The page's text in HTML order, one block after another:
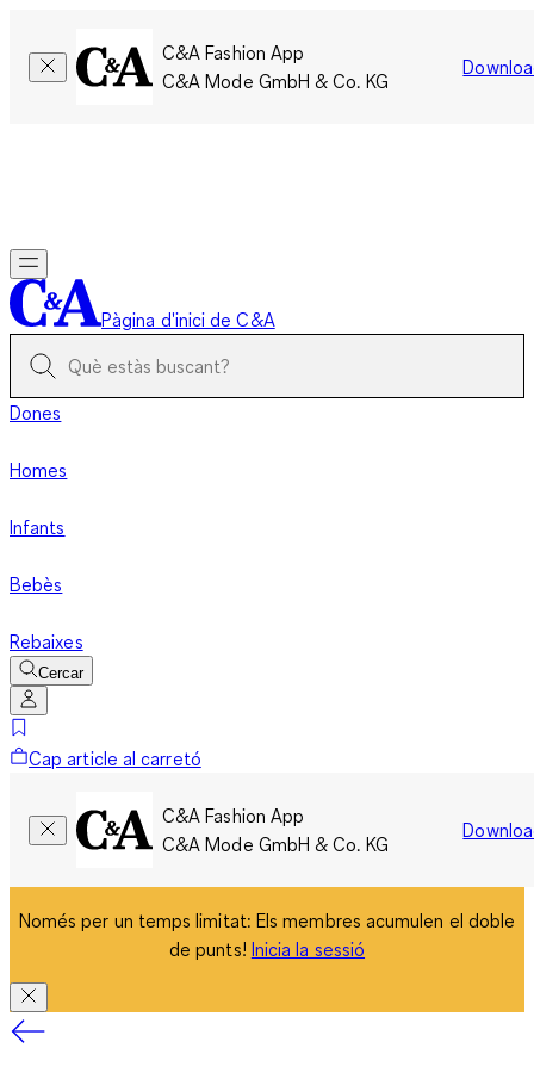
C&A Fashion App
C&A Mode GmbH & Co. KG
Pàgina d'inici de C&A
Dones
Homes
Infants
Bebès
Rebaixes
Cercar
Cap article al carretó
C&A Fashion App
C&A Mode GmbH & Co. KG
Només per un temps limitat: Els membres acumulen el doble
de punts! Inicia la sessió